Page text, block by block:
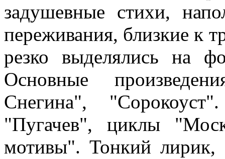
задушевные стихи,
переживания, близкие к
резко выделялись на
Основные
Снегина",
"Пугачев", циклы
мотивы". Тонкий лирик,